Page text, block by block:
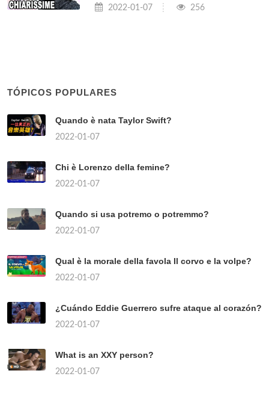
2022-01-07 256
TÓPICOS POPULARES
Quando è nata Taylor Swift?
2022-01-07
Chi è Lorenzo della femine?
2022-01-07
Quando si usa potremo o potremmo?
2022-01-07
Qual è la morale della favola Il corvo e la volpe?
2022-01-07
¿Cuándo Eddie Guerrero sufre ataque al corazón?
2022-01-07
What is an XXY person?
2022-01-07